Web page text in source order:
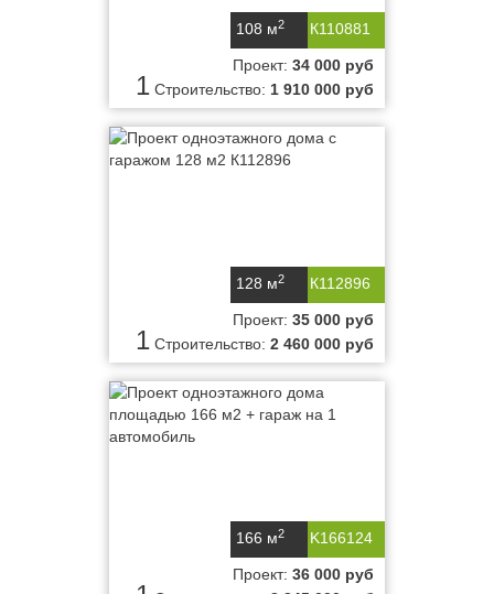
К110881
108 м2
1
Проект: 34 000 руб
Строительство: 1 910 000 руб
К112896
128 м2
1
Проект: 35 000 руб
Строительство: 2 460 000 руб
K166124
166 м2
Проект: 36 000 руб